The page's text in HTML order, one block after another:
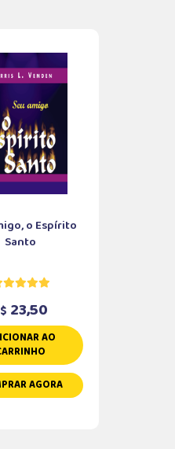
o Espírito
Santo
23,50
AO
AGORA